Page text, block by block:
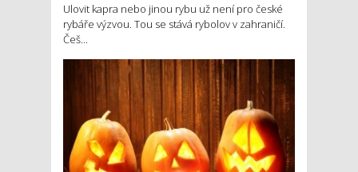
Ulovit kapra nebo jinou rybu už není pro české
rybáře výzvou. Tou se stává rybolov v zahraničí.
Češ...